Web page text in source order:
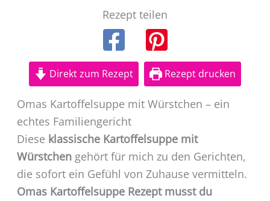
Rezept teilen
Direkt zum Rezept Rezept drucken
Omas Kartoffelsuppe mit Würstchen – ein
echtes Familiengericht
Diese klassische Kartoffelsuppe mit
Würstchengehört für mich zu den Gerichten,
die sofort ein Gefühl von Zuhause vermitteln.
Omas Kartoffelsuppe Rezept musst du